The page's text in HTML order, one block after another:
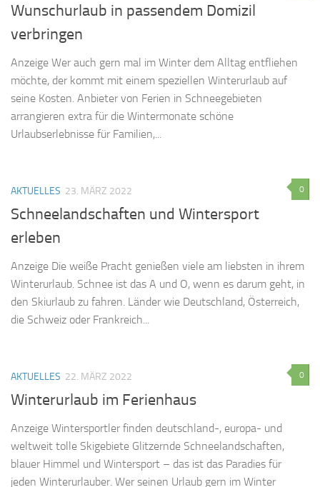
Wunschurlaub in passendem Domizil
verbringen
Anzeige Wer auch gern mal im Winter dem Alltag entfliehen
möchte, der kommt mit einem speziellen Winterurlaub auf
seine Kosten. Anbieter von Ferien in Schneegebieten
arrangieren extra für die Wintermonate schöne
Urlaubserlebnisse für Familien,...
0
AKTUELLES 23. MÄRZ 2022
Schneelandschaften und Wintersport
erleben
Anzeige Die weiße Pracht genießen viele am liebsten in ihrem
Winterurlaub. Schnee ist das A und O, wenn es darum geht, in
den Skiurlaub zu fahren. Länder wie Deutschland, Österreich,
die Schweiz oder Frankreich...
0
AKTUELLES 22. MÄRZ 2022
Winterurlaub im Ferienhaus
Anzeige Wintersportler finden deutschland-, europa- und
weltweit tolle Skigebiete Glitzernde Schneelandschaften,
blauer Himmel und Wintersport – das ist das Paradies für
jeden Winterurlauber. Wer seinen Urlaub gern im Winter